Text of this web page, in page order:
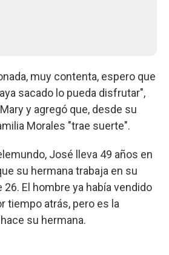
muy contenta, espero que
sacado lo pueda disfrutar",
y agregó que, desde su
Morales "trae suerte".
José lleva 49 años en
su hermana trabaja en su
26. El hombre ya había vendido
tiempo atrás, pero es la
su hermana.